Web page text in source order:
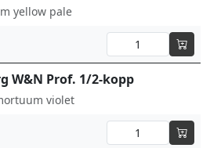
yellow pale
W&N Prof. 1/2-kopp
violet